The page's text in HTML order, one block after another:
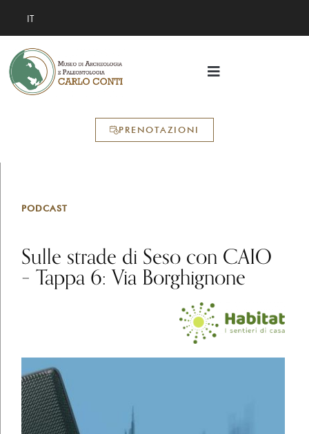
IT
PRENOTAZIONI
PODCAST
Sulle strade di Seso con CAIO
– Tappa 6: Via Borghignone